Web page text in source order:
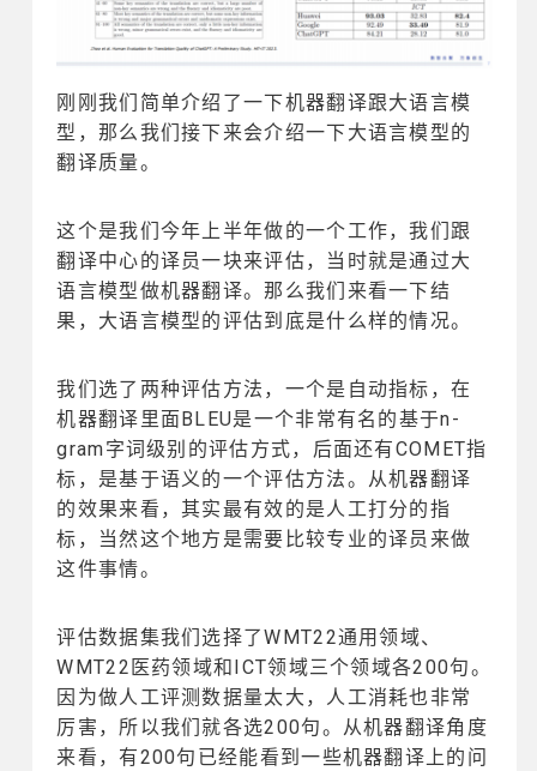
刚刚我们简单介绍了一下机器翻译跟大语言模
型，那么我们接下来会介绍一下大语言模型的
翻译质量。
这个是我们今年上半年做的一个工作，我们跟
翻译中心的译员一块来评估，当时就是通过大
语言模型做机器翻译。那么我们来看一下结
果，大语言模型的评估到底是什么样的情况。
我们选了两种评估方法，一个是自动指标，在
机器翻译里面BLEU是一个非常有名的基于n-
gram字词级别的评估方式，后面还有COMET指
标，是基于语义的一个评估方法。从机器翻译
的效果来看，其实最有效的是人工打分的指
标，当然这个地方是需要比较专业的译员来做
这件事情。
评估数据集我们选择了WMT22通用领域、
WMT22医药领域和ICT领域三个领域各200句。
因为做人工评测数据量太大，人工消耗也非常
厉害，所以我们就各选200句。从机器翻译角度
来看，有200句已经能看到一些机器翻译上的问